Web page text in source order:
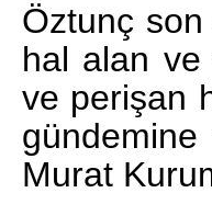
Öztunç
hal alan ve
ve perişan
Murat